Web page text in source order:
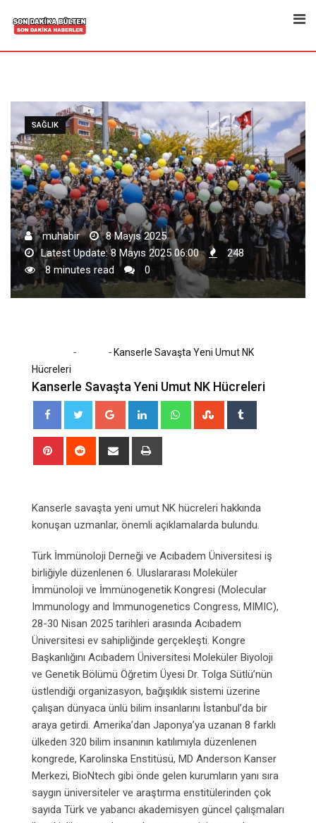
SAĞLIK
muhabir
8 Mayıs 2025
Latest Update: 8 Mayıs 2025 06:00
248
8 minutes read
0
- - Kanserle Savaşta Yeni Umut NK
Hücreleri
Kanserle Savaşta Yeni Umut NK Hücreleri
Google+ LinkedIn WhatsappStumbleUpon
Pinterest Reddit
Share
Kanserle savaşta yeni umut NK hücreleri hakkında
konuşan uzmanlar, önemli açıklamalarda bulundu.
Türk İmmünoloji Derneği ve Acıbadem Üniversitesi iş
birliğiyle düzenlenen 6. Uluslararası Moleküler
İmmünoloji ve İmmünogenetik Kongresi (Molecular
Immunology and Immunogenetics Congress, MIMIC),
28-30 Nisan 2025 tarihleri arasında Acıbadem
Üniversitesi ev sahipliğinde gerçekleşti. Kongre
Başkanlığını Acıbadem Üniversitesi Moleküler Biyoloji
ve Genetik Bölümü Öğretim Üyesi Dr. Tolga Sütlü’nün
üstlendiği organizasyon, bağışıklık sistemi üzerine
çalışan dünyaca ünlü bilim insanlarını İstanbul’da bir
araya getirdi. Amerika’dan Japonya’ya uzanan 8 farklı
ülkeden 320 bilim insanının katılımıyla düzenlenen
kongrede, Karolinska Enstitüsü, MD Anderson Kanser
Merkezi, BioNtech gibi önde gelen kurumların yanı sıra
saygın üniversiteler ve araştırma enstitülerinden çok
sayıda Türk ve yabancı akademisyen güncel çalışmaları